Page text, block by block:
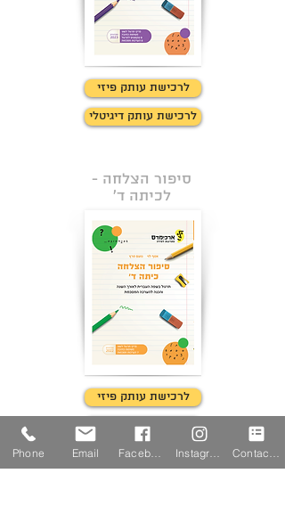
לרכישת עותק פיזי
לרכישת עותק דיגיטלי
סיפור הצלחה -
לכיתה ד'
לרכישת עותק פיזי
לרכישת עותק דיגיטלי
מוכנים כמו
Phone Email